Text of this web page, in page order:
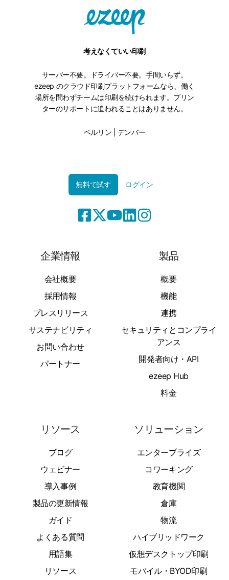
考えなくていい印刷
サーバー不要。ドライバー不要。手間いらず。
ezeep のクラウド印刷プラットフォームなら、働く
場所を問わずチームは印刷を続けられます。プリン
ターのサポートに追われることはありません。
ベルリン | デンバー
無料で試す ログイン
企業情報
会社概要
採用情報
プレスリリース
サステナビリティ
お問い合わせ
パートナー
製品
概要
機能
連携
セキュリティとコンプライ
アンス
開発者向け・API
ezeep Hub
料金
リソース
ブログ
ウェビナー
導入事例
製品の更新情報
ガイド
よくある質問
用語集
リソース
ソリューション
エンタープライズ
コワーキング
教育機関
倉庫
物流
ハイブリッドワーク
仮想デスクトップ印刷
モバイル・BYOD印刷